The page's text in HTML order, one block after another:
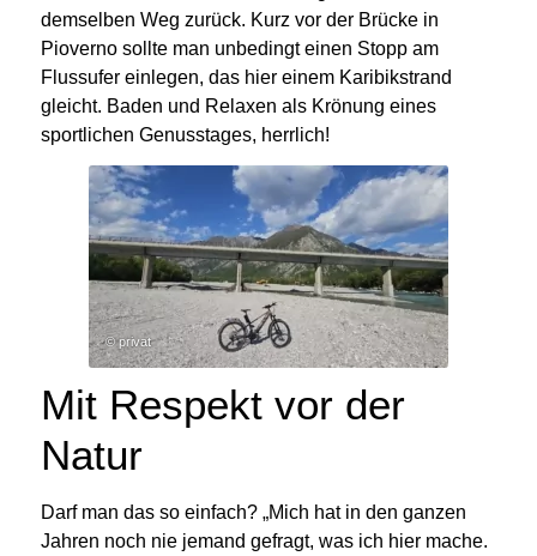
demselben Weg zurück. Kurz vor der Brücke in
Pioverno sollte man unbedingt einen Stopp am
Flussufer einlegen, das hier einem Karibikstrand
gleicht. Baden und Relaxen als Krönung eines
sportlichen Genusstages, herrlich!
© privat
Mit Respekt vor der
Natur
Darf man das so einfach? „Mich hat in den ganzen
Jahren noch nie jemand gefragt, was ich hier mache.